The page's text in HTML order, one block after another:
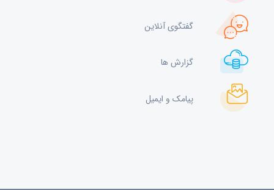
گفتگوی آنلاین
گزارش ها
پیامک و ایمیل